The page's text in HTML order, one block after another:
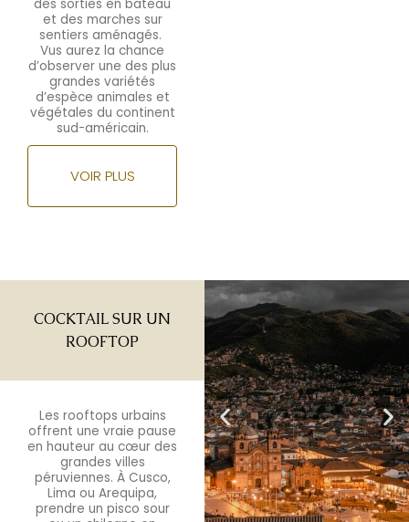
des sorties en bateau
et des marches sur
sentiers aménagés.
Vus aurez la chance
d’observer une des plus
grandes variétés
d’espèce animales et
végétales du continent
sud-américain.
VOIR PLUS
COCKTAIL SUR UN
ROOFTOP
Les rooftops urbains
offrent une vraie pause
en hauteur au cœur des
grandes villes
péruviennes. À Cusco,
Lima ou Arequipa,
prendre un pisco sour